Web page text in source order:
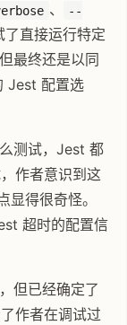
、
--
直接运行特定
最终还是以同
Jest 配置选
测试，Jest 都
作者意识到这
得很奇怪。
超时的配置信
但已经确定了
作者在调试过